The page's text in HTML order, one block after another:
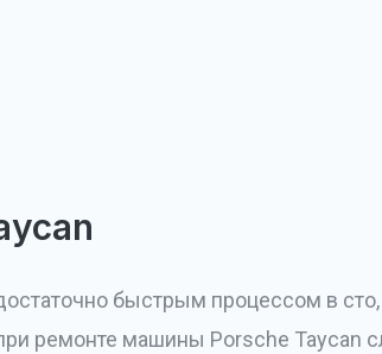
быстрым процессом в
ремонте машины Porsche Taycan